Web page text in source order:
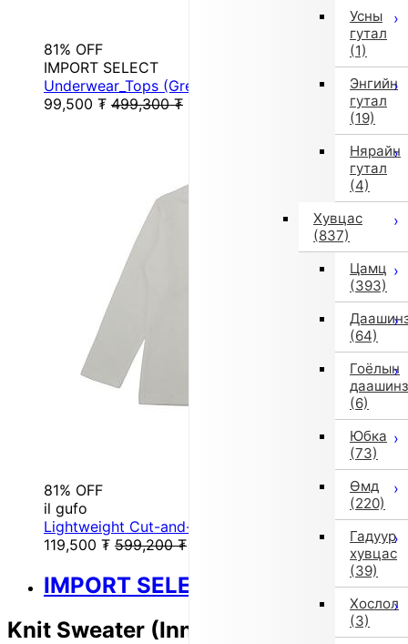
Усны
гутал
(1)
Энгийн
гутал
(19)
Нярайн
гутал
(4)
Хувцас
(837)
Цамц
(393)
(64)
Гоёлын
даашинз
(6)
Юбка
(73)
Өмд
(220)
Гадуур
хувцас
(39)
Хослол
(3)
81% OFF
IMPORT SELECT
Underwear_Tops (Green)
99,500 ₮ 499,300 ₮
81% OFF
il gufo
Lightweight Cut-and-Sew Long Sleeve T (White)
119,500 ₮ 599,200 ₮
IMPORT SELECT
Knit Sweater (Inner) (Blue)